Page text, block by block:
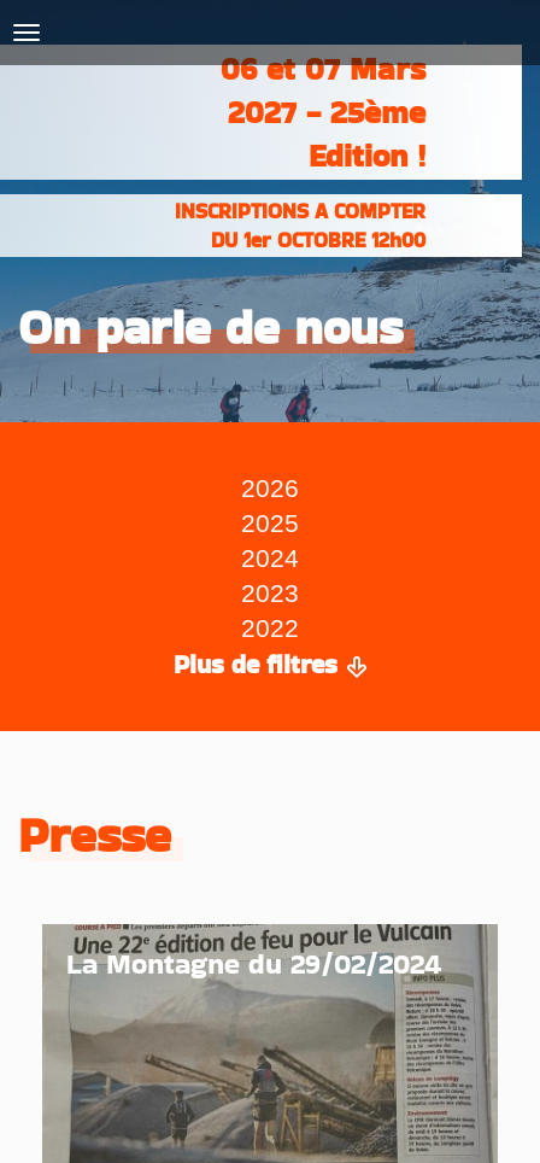
& RÉSULTATS
PHOTOS &
VIDÉOS
PARTENAIRES
CONTACT
06 et 07 Mars
2027 - 25ème
Edition !
INSCRIPTIONS A COMPTER
DU 1er OCTOBRE 12h00
On parle de nous
2026
2025
2024
2023
2022
Plus de filtres
Presse
La Montagne du 29/02/2024